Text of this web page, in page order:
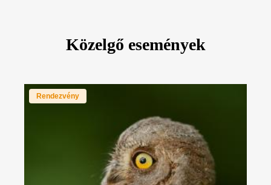
Közelgő események
Rendezvény